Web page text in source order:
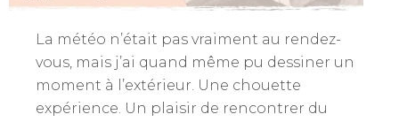
La météo n’était pas vraiment au rendez-
vous, mais j’ai quand même pu dessiner un
moment à l’extérieur. Une chouette
expérience. Un plaisir de rencontrer du